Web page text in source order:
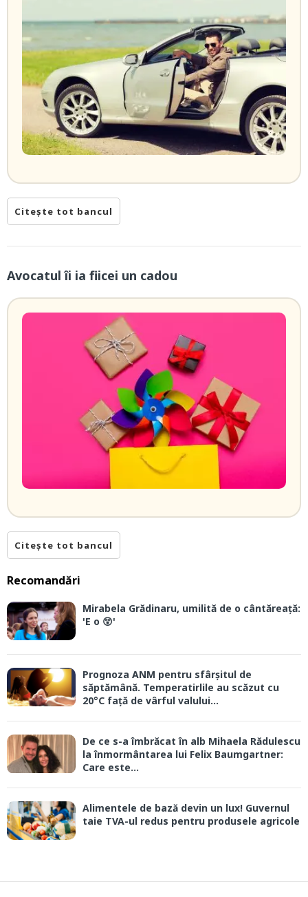
Citește tot bancul
Avocatul îi ia fiicei un cadou
Citește tot bancul
Recomandări
Mirabela Grădinaru, umilită de o cântăreață:
'E o 😲'
Prognoza ANM pentru sfârșitul de
săptămână. Temperatirlile au scăzut cu
20°C față de vârful valului...
De ce s-a îmbrăcat în alb Mihaela Rădulescu
la înmormântarea lui Felix Baumgartner:
Care este...
Alimentele de bază devin un lux! Guvernul
taie TVA-ul redus pentru produsele agricole